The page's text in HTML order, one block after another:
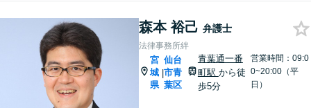
森本 裕己 弁護士
法律事務所絆
宮
城
県
|
仙台
市青
葉区
青葉通一番
町駅 から徒
歩5分
営業時間：09:0
0~20:00（平
日）